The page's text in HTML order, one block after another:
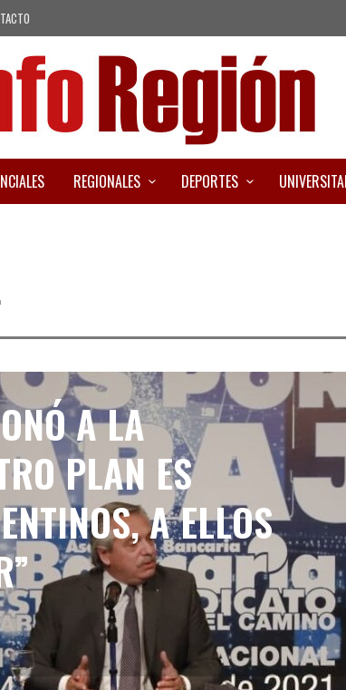
REGIONALES DEPORTES
A LA
PLAN ES
A ELLOS